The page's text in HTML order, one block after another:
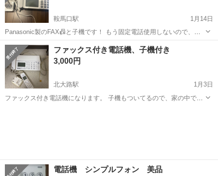
鞍馬口駅
1月14日
Panasonic製のFAX📠と子機です！ もう固定電話使用しないので、出
品です。 ⚠️品番など写真3枚目
京都 京都市 鞍馬口駅 電話、ＦＡＸ FAX
ファックス付き電話機、子機付き
3,000円
北大路駅
1月3日
ファックス付き電話機になります。 子機もついてるので、家の中で二
電話機 シンプルフォン 美品